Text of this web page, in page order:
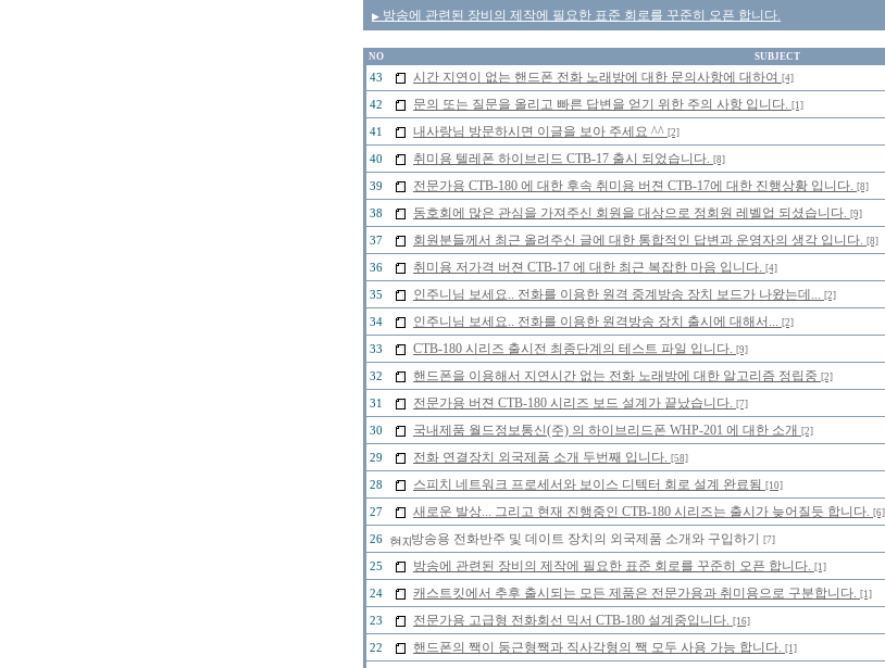
▶ 방송에 관련된 장비의 제작에 필요한 표준 회로를 꾸준히 오픈 합니다.
NO SUBJECT
43 시간 지연이 없는 핸드폰 전화 노래방에 대한 문의사항에 대하여 [4]
42 문의 또는 질문을 올리고 빠른 답변을 얻기 위한 주의 사항 입니다. [1]
41 내사랑님 방문하시면 이글을 보아 주세요 ^^ [2]
40 취미용 텔레폰 하이브리드 CTB-17 출시 되었습니다. [8]
39 전문가용 CTB-180 에 대한 후속 취미용 버젼 CTB-17에 대한 진행상황 입니다. [8]
38 동호회에 많은 관심을 가져주신 회원을 대상으로 정회원 레벨업 되셨습니다. [9]
37 회원분들께서 최근 올려주신 글에 대한 통합적인 답변과 운영자의 생각 입니다. [8]
36 취미용 저가격 버젼 CTB-17 에 대한 최근 복잡한 마음 입니다. [4]
35 인주니님 보세요.. 전화를 이용한 원격 중계방송 장치 보드가 나왔는데... [2]
34 인주니님 보세요.. 전화를 이용한 원격방송 장치 출시에 대해서... [2]
33 CTB-180 시리즈 출시전 최종단계의 테스트 파일 입니다. [9]
32 핸드폰을 이용해서 지연시간 없는 전화 노래방에 대한 알고리즘 정립중 [2]
31 전문가용 버젼 CTB-180 시리즈 보드 설계가 끝났습니다. [7]
30 국내제품 월드정보통신(주) 의 하이브리드폰 WHP-201 에 대한 소개 [2]
29 전화 연결장치 외국제품 소개 두번째 입니다. [58]
28 스피치 네트워크 프로세서와 보이스 디텍터 회로 설계 완료됨 [10]
27 새로운 발상... 그리고 현재 진행중인 CTB-180 시리즈는 출시가 늦어질듯 합니다. [6]
26 방송용 전화반주 및 데이트 장치의 외국제품 소개와 구입하기 [7]
25 방송에 관련된 장비의 제작에 필요한 표준 회로를 꾸준히 오픈 합니다. [1]
24 캐스트킷에서 추후 출시되는 모든 제품은 전문가용과 취미용으로 구분합니다. [1]
23 전문가용 고급형 전화회선 믹서 CTB-180 설계중입니다. [16]
22 핸드폰의 짹이 둥근형짹과 직사각형의 짹 모두 사용 가능 합니다. [1]